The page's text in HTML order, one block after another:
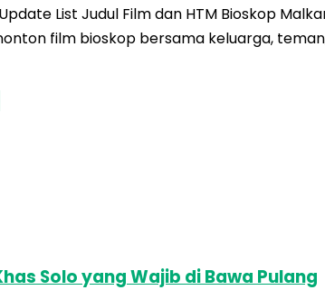
Update List Judul Film dan HTM Bioskop
film bioskop bersama keluarga,
Solo yang Wajib di Bawa Pulang